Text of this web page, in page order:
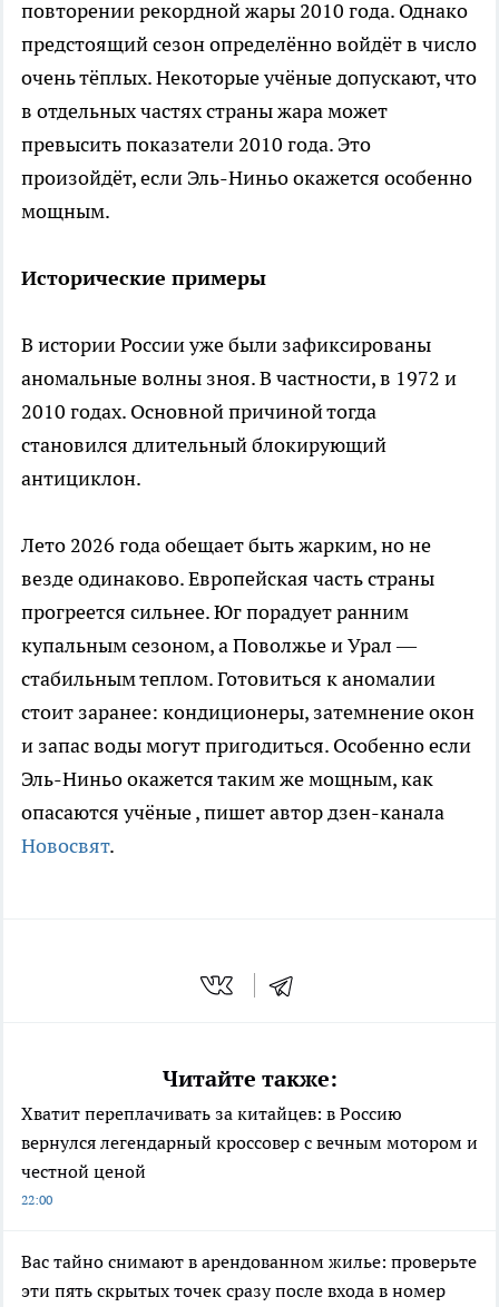
повторении рекордной жары 2010 года. Однако
предстоящий сезон определённо войдёт в число
очень тёплых. Некоторые учёные допускают, что
в отдельных частях страны жара может
превысить показатели 2010 года. Это
произойдёт, если Эль-Ниньо окажется особенно
мощным.
Исторические примеры
В истории России уже были зафиксированы
аномальные волны зноя. В частности, в 1972 и
2010 годах. Основной причиной тогда
становился длительный блокирующий
антициклон.
Лето 2026 года обещает быть жарким, но не
везде одинаково. Европейская часть страны
прогреется сильнее. Юг порадует ранним
купальным сезоном, а Поволжье и Урал —
стабильным теплом. Готовиться к аномалии
стоит заранее: кондиционеры, затемнение окон
и запас воды могут пригодиться. Особенно если
Эль-Ниньо окажется таким же мощным, как
опасаются учёные, пишет автор дзен-канала
Новосвят.
Читайте также:
Хватит переплачивать за китайцев: в Россию
вернулся легендарный кроссовер с вечным мотором и
честной ценой
22:00
Вас тайно снимают в арендованном жилье: проверьте
эти пять скрытых точек сразу после входа в номер